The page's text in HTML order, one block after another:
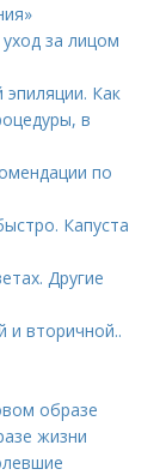
за лицом
Как
в
по
Капуста
Другие
и вторичной..
образе
жизни